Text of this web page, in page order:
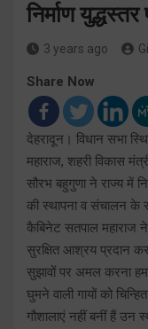
निर्माण
3 years ago
Share Now
देहरादून। विधान सभा
महाराज, शहरी विकास
सौरभ बहुगुणा ने राज्य में
की स्थापना व संचालन के
कैबिनेट सतपाल महाराज ने
सुरक्षित आश्रय प्रदान
सुझावों पर अमल करना
घुमने वाली गायों को
गौशालाएं नहीं बनीं हैं उन